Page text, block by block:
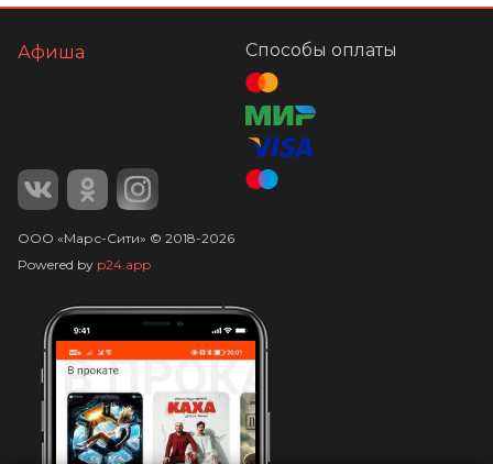
Афиша Способы оплаты
ООО «Марс-Сити» © 2018-2026
Powered by p24.app